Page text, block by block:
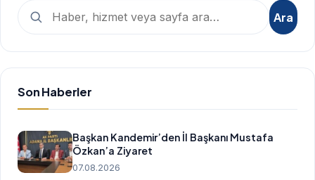
Arama:
Ara
Son Haberler
Başkan Kandemir’den İl Başkanı Mustafa
Özkan’a Ziyaret
07.08.2026